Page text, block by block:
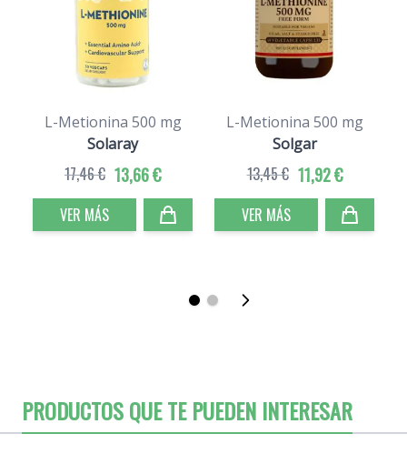
L-Metionina 500 mg
Solaray
13,66 €
17,46 €
VER MÁS
L-Metionina 500 mg
Solgar
11,92 €
13,45 €
VER MÁS
PRODUCTOS QUE TE PUEDEN INTERESAR